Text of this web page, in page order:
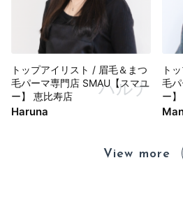
トップアイリスト / 眉毛＆まつ
毛パーマ専門店 SMAU【スマユ
ー】 恵比寿店
Haruna
ハルナ
ト
毛
ー
View more